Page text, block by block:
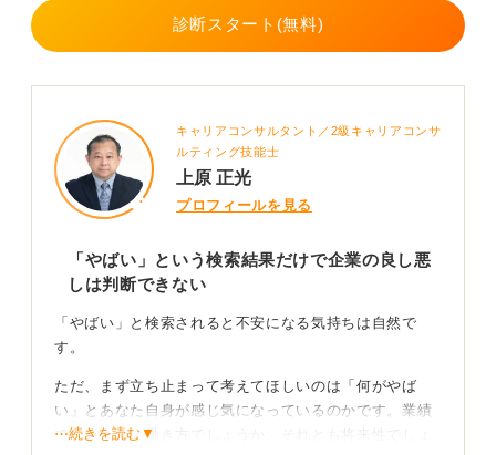
また、「古い日本企業体質」もよく指摘されますが、こ
もしあなたが「若いうちからガンガン裁量権を持ちた
い」ならミスマッチになる恐れがありますが、「腰を据
えて社会インフラを支えたい」なら、これほど恵まれた
環境は少ないでしょう。
の場で「今の変革の雰囲気」を直接、個別確認として聞
いてみてください。
この過渡期を「チャンス」と捉えられるかどうかが、あ
なたにとっての良い判断材料になるはずです。
1
診断スタート(無料)
キャリアコンサルタント／2級キャリアコンサ
ルティング技能士
上原 正光
プロフィールを見る
「やばい」という検索結果だけで企業の良し悪
しは判断できない
「やばい」と検索されると不安になる気持ちは自然で
す。
ただ、まず立ち止まって考えてほしいのは「何がやば
い」とあなた自身が感じ気になっているのかです。業績
でしょうか、働き方でしょうか、それとも将来性でしょ
⋯続きを読む▼